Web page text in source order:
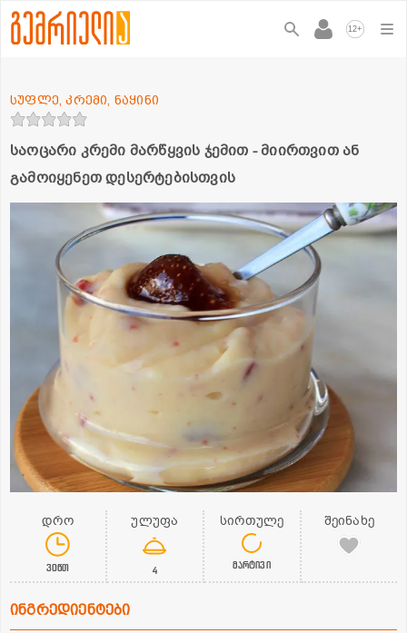
12+
საოცარი კრემი მარწყვის ჯემით - მიირთვით ან
გამოიყენეთ დესერტებისთვის
სუფლე, კრემი, ნაყინი
დრო
30წთ
ულუფა
4
სირთულე
მარტივი
შეინახე
ინგრედიენტები